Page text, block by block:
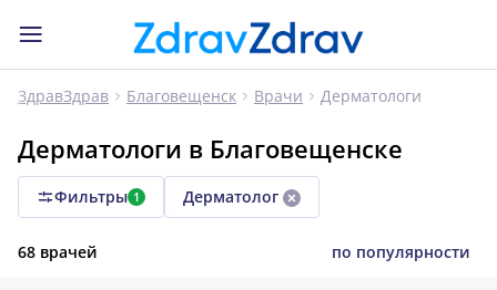
ЗдравЗдрав Благовещенск Врачи Дерматологи
Дерматологи в Благовещенске
Фильтры 1 Дерматолог
68 врачей по популярности